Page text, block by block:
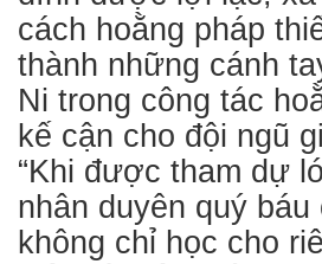
cách hoằng pháp
thành những cánh
Ni trong công tác
kế cận cho đội ngũ
“Khi được tham dự
nhân duyên quý
không chỉ học cho